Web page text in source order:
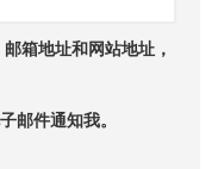
箱地址和网站地址，
邮件通知我。